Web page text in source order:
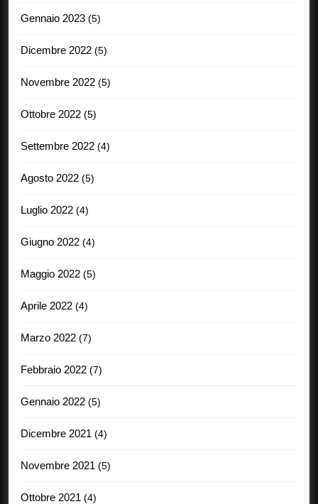
Gennaio 2023 (5)
Dicembre 2022 (5)
Novembre 2022 (5)
Ottobre 2022 (5)
Settembre 2022 (4)
Agosto 2022 (5)
Luglio 2022 (4)
Giugno 2022 (4)
Maggio 2022 (5)
Aprile 2022 (4)
Marzo 2022 (7)
Febbraio 2022 (7)
Gennaio 2022 (5)
Dicembre 2021 (4)
Novembre 2021 (5)
Ottobre 2021 (4)